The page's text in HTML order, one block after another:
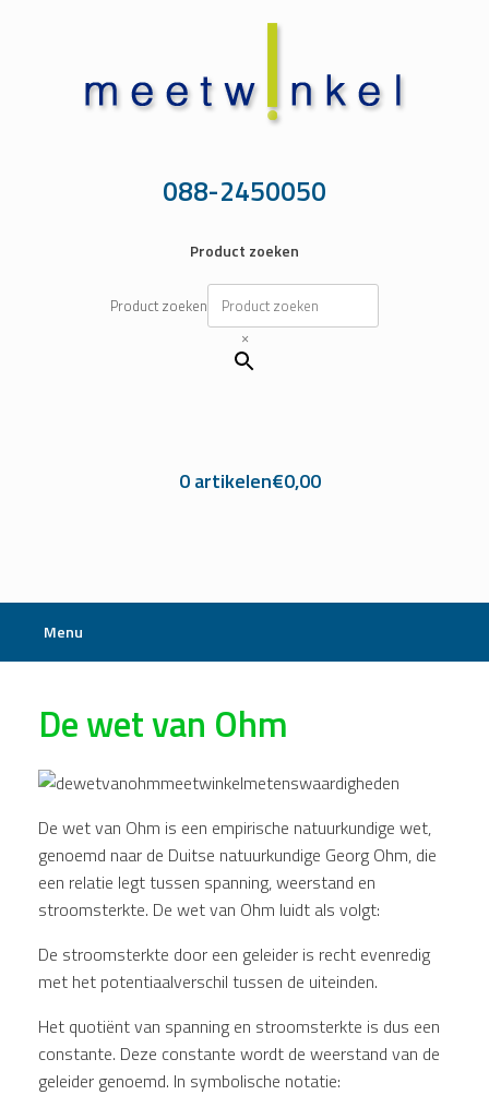
088-2450050
Product zoeken
Product zoeken
×
0 artikelen€0,00
Menu
De wet van Ohm
De wet van Ohm is een empirische natuurkundige wet,
genoemd naar de Duitse natuurkundige Georg Ohm, die
een relatie legt tussen spanning, weerstand en
stroomsterkte. De wet van Ohm luidt als volgt:
De stroomsterkte door een geleider is recht evenredig
met het potentiaalverschil tussen de uiteinden.
Het quotiënt van spanning en stroomsterkte is dus een
constante. Deze constante wordt de weerstand van de
geleider genoemd. In symbolische notatie: